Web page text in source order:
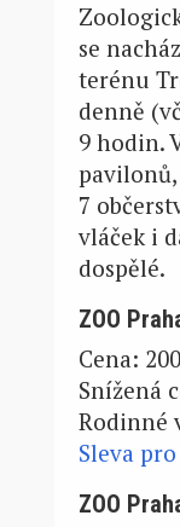
se
terénu
denně
9 hodin.
pavilonů,
7
vláček i
dospělé.
ZOO
Cena:
Snížená
Rodinné
Sleva
ZOO